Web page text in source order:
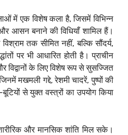
में एक विशेष कला है, जिसमें विभिन्न
आसन बनाने की विधियाँ शामिल हैं।
तक सीमित नहीं, बल्कि सौंदर्य,
पर भी आधारित होती है। प्राचीन
विद्वानों के लिए विशेष रूप से सुसज्जित
मखमली गद्दे, रेशमी चादरें, पुष्पों की
से युक्त वस्त्रों का उपयोग किया
और मानसिक शांति मिल सके।